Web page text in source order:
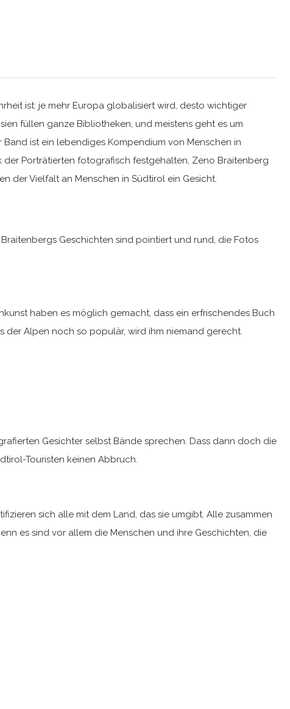
ist: je mehr Europa globalisiert wird, desto wichtiger
füllen ganze Bibliotheken, und meistens geht es um
ist ein lebendiges Kompendium von Menschen in
Porträtierten fotografisch festgehalten, Zeno Braitenberg
der Vielfalt an Menschen in Südtirol ein Gesicht.
Geschichten sind pointiert und rund, die Fotos
haben es möglich gemacht, dass ein erfrischendes Buch
der Alpen noch so populär, wird ihm niemand gerecht.
Gesichter selbst Bände sprechen. Dass dann doch die
Touristen keinen Abbruch.
sich alle mit dem Land, das sie umgibt. Alle zusammen
es sind vor allem die Menschen und ihre Geschichten, die